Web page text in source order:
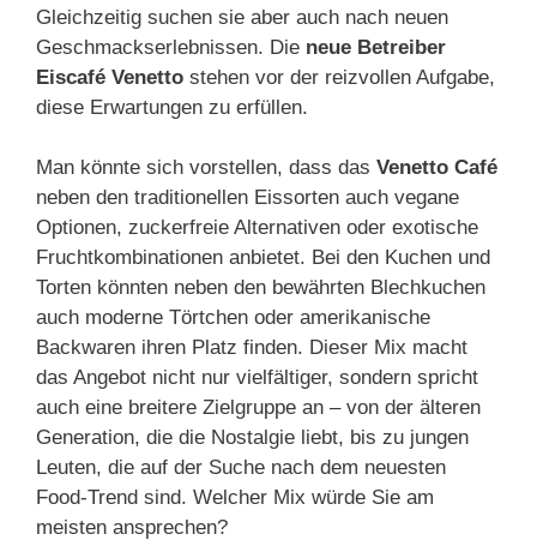
Gleichzeitig suchen sie aber auch nach neuen
Geschmackserlebnissen. Die neue Betreiber
Eiscafé Venetto stehen vor der reizvollen Aufgabe,
diese Erwartungen zu erfüllen.
Man könnte sich vorstellen, dass das Venetto Café
neben den traditionellen Eissorten auch vegane
Optionen, zuckerfreie Alternativen oder exotische
Fruchtkombinationen anbietet. Bei den Kuchen und
Torten könnten neben den bewährten Blechkuchen
auch moderne Törtchen oder amerikanische
Backwaren ihren Platz finden. Dieser Mix macht
das Angebot nicht nur vielfältiger, sondern spricht
auch eine breitere Zielgruppe an – von der älteren
Generation, die die Nostalgie liebt, bis zu jungen
Leuten, die auf der Suche nach dem neuesten
Food-Trend sind. Welcher Mix würde Sie am
meisten ansprechen?